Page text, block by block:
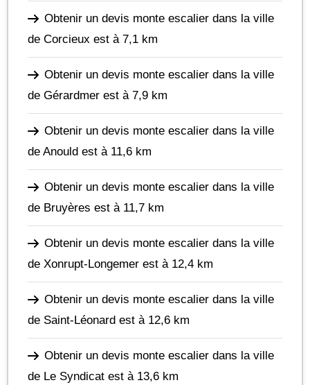
Obtenir un devis monte escalier dans la ville
de Corcieux est à 7,1 km
Obtenir un devis monte escalier dans la ville
de Gérardmer est à 7,9 km
Obtenir un devis monte escalier dans la ville
de Anould est à 11,6 km
Obtenir un devis monte escalier dans la ville
de Bruyères est à 11,7 km
Obtenir un devis monte escalier dans la ville
de Xonrupt-Longemer est à 12,4 km
Obtenir un devis monte escalier dans la ville
de Saint-Léonard est à 12,6 km
Obtenir un devis monte escalier dans la ville
de Le Syndicat est à 13,6 km